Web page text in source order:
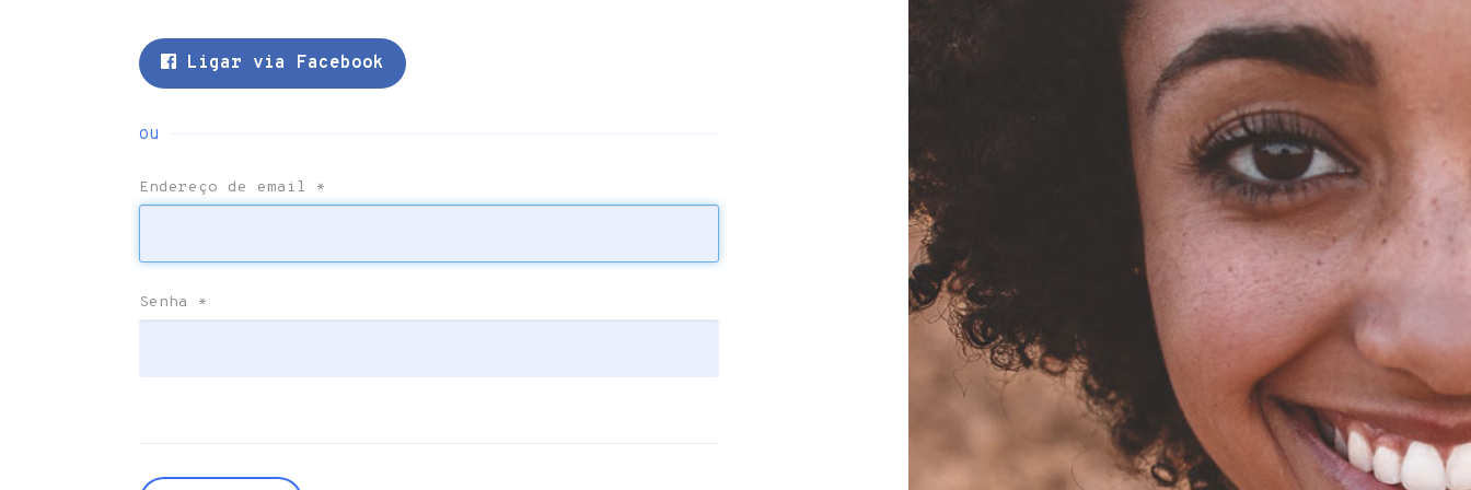
Ligar via Facebook
ou
Endereço de email *
Senha *